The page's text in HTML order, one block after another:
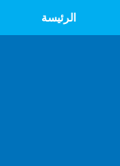
الرئيسة